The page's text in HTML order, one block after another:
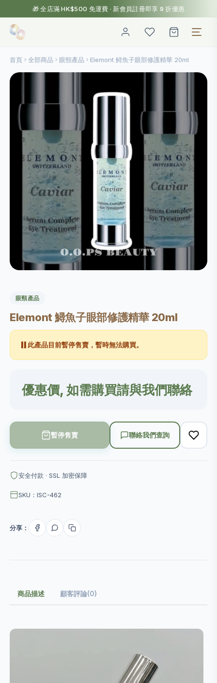
🎁 全店滿 HK$500 免運費 · 新會員註冊即享 9 折優惠
首頁 全部商品 眼頸產品 Elemont 鱘魚子眼部修護精華 20ml
眼頸產品
Elemont 鱘魚子眼部修護精華 20ml
⏸️ 此產品目前暫停售賣，暫時無法購買。
優惠價, 如需購買請與我們聯絡
暫停售賣 聯絡我們查詢
安全付款 · SSL 加密保障
SKU：ISC-462
分享：
商品描述 顧客評論(0)